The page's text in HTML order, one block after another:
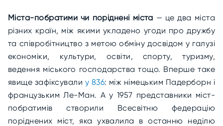
Міста-побратими чи поріднені міста — це два міста
різних країн, між якими укладено угоди про дружбу
та співробітництво з метою обміну досвідом у галузі
економіки, культури, освіти, спорту, туризму,
ведення міського господарства тощо. Вперше таке
явище зафіксували у 836: між німецьким Падерборн і
французьким Ле-Ман. А у 1957 представники міст-
побратимів створили Всесвітню федерацію
поріднених міст, яка ухвалила в останню неділю